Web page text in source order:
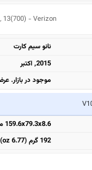
13(700) - Verizon
نانو سیم کارت
2015, اکتبر
موجود در بازار.
159.6x79.3x8.6 میلیمتر (6.28x3.12x0.34 اینچ)
192 گرم (6.77 oz)